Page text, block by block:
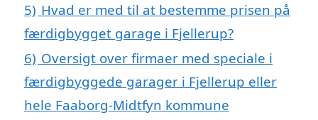
5) Hvad er med til at bestemme prisen på
færdigbygget garage i Fjellerup?
6) Oversigt over firmaer med speciale i
færdigbyggede garager i Fjellerup eller
hele Faaborg-Midtfyn kommune